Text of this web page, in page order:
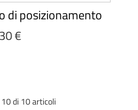
di posizionamento
€
di 10 articoli